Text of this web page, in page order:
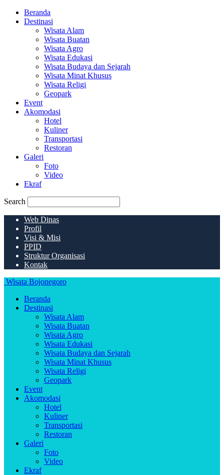
Beranda
Destinasi
Wisata Alam
Wisata Buatan
Wisata Agro
Wisata Edukasi
Wisata Budaya dan Sejarah
Wisata Minat Khusus
Wisata Religi
Geopark
Event
Akomodasi
Hotel
Kuliner
Transportasi
Restoran
Galeri
Foto
Video
Ekraf
Search
Web Dinas
Profil
Visi & Misi
PPID
Struktur Organisasi
Kontak
Wisata Bojonegoro
Beranda
Destinasi
Wisata Alam
Wisata Buatan
Wisata Agro
Wisata Edukasi
Wisata Budaya dan Sejarah
Wisata Minat Khusus
Wisata Religi
Geopark
Event
Akomodasi
Hotel
Kuliner
Transportasi
Restoran
Galeri
Foto
Video
Ekraf